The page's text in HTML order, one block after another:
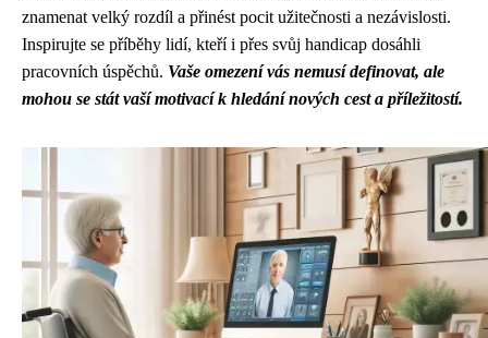
znamenat velký rozdíl a přinést pocit užitečnosti a nezávislosti.
Inspirujte se příběhy lidí, kteří i přes svůj handicap dosáhli
pracovních úspěchů. Vaše omezení vás nemusí definovat, ale
mohou se stát vaší motivací k hledání nových cest a příležitostí.